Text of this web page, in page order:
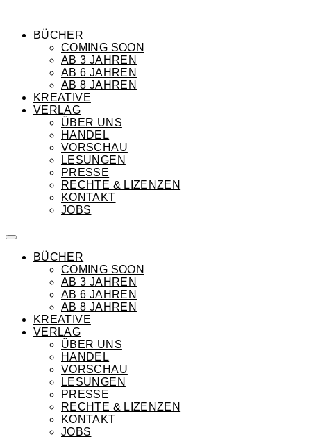
BÜCHER
COMING SOON
AB 3 JAHREN
AB 6 JAHREN
AB 8 JAHREN
KREATIVE
VERLAG
ÜBER UNS
HANDEL
VORSCHAU
LESUNGEN
PRESSE
RECHTE & LIZENZEN
KONTAKT
JOBS
BÜCHER
COMING SOON
AB 3 JAHREN
AB 6 JAHREN
AB 8 JAHREN
KREATIVE
VERLAG
ÜBER UNS
HANDEL
VORSCHAU
LESUNGEN
PRESSE
RECHTE & LIZENZEN
KONTAKT
JOBS